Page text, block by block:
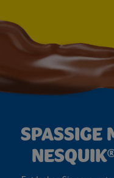
SPASSIGE